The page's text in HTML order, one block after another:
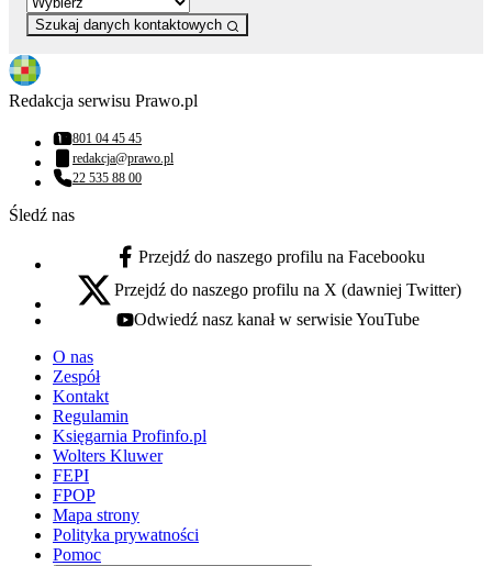
Szukaj danych kontaktowych
Redakcja serwisu Prawo.pl
Numer telefonu:
801 04 45 45
Adres email:
redakcja@prawo.pl
Numer telefonu:
22 535 88 00
Śledź nas
facebook - otwiera się w nowej karcie
Przejdź do naszego profilu na Facebooku
x - otwiera się w nowej karcie
Przejdź do naszego profilu na X (dawniej Twitter)
youtube - otwiera się w nowej karcie
Odwiedź nasz kanał w serwisie YouTube
O nas
Zespół
Kontakt
Regulamin
Księgarnia Profinfo.pl
Wolters Kluwer
FEPI
FPOP
Mapa strony
Polityka prywatności
Pomoc